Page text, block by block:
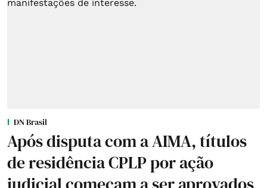
DN Brasil
Após disputa com a AIMA, títulos
de residência CPLP por ação